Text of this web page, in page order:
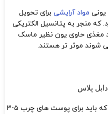
مواد آرایشی برای تحویل
منجر به پتانسیل الکتریکی
مغذی حاوی یون نظیر ماسک
پلاس
از این دستگاه بسته به نوع پوستتان که باید برای پوست های چرب ۵-۳